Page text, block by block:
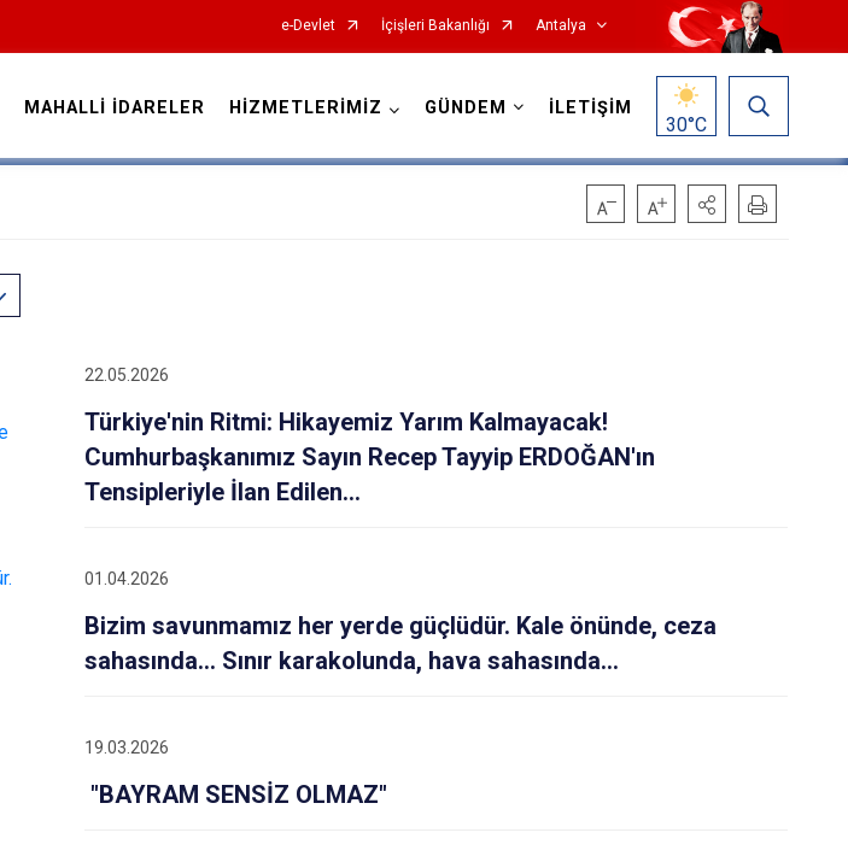
e-Devlet İçişleri Bakanlığı Antalya
Gazipaşa
Kaş
Muratpaşa
MAHALLİ İDARELER HİZMETLERİMİZ GÜNDEM İLETİŞİM
30°C
22.05.2026
Türkiye'nin Ritmi: Hikayemiz Yarım Kalmayacak!
Cumhurbaşkanımız Sayın Recep Tayyip ERDOĞAN'ın
Tensipleriyle İlan Edilen...
01.04.2026
Bizim savunmamız her yerde güçlüdür. Kale önünde, ceza
sahasında... Sınır karakolunda, hava sahasında...
19.03.2026
"BAYRAM SENSİZ OLMAZ"